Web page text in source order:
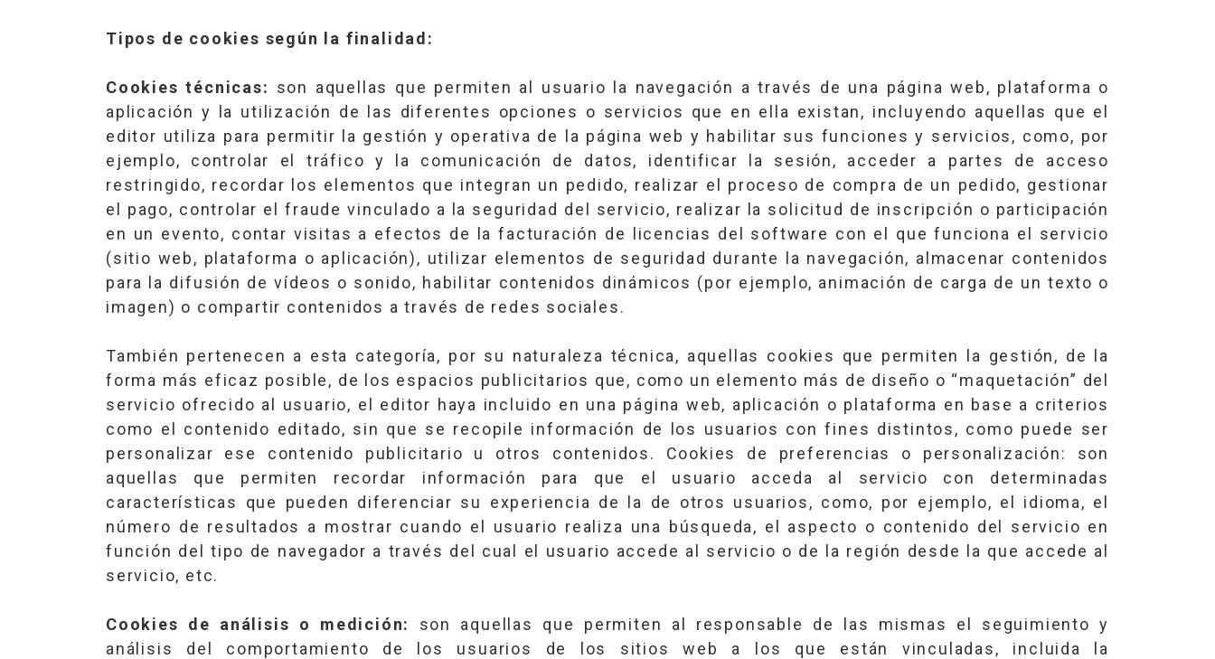
Tipos de cookies según la finalidad:
Cookies técnicas: son aquellas que permiten al usuario la navegación a través de una página web, plataforma o
aplicación y la utilización de las diferentes opciones o servicios que en ella existan, incluyendo aquellas que el
editor utiliza para permitir la gestión y operativa de la página web y habilitar sus funciones y servicios, como, por
ejemplo, controlar el tráfico y la comunicación de datos, identificar la sesión, acceder a partes de acceso
restringido, recordar los elementos que integran un pedido, realizar el proceso de compra de un pedido, gestionar
el pago, controlar el fraude vinculado a la seguridad del servicio, realizar la solicitud de inscripción o participación
en un evento, contar visitas a efectos de la facturación de licencias del software con el que funciona el servicio
(sitio web, plataforma o aplicación), utilizar elementos de seguridad durante la navegación, almacenar contenidos
para la difusión de vídeos o sonido, habilitar contenidos dinámicos (por ejemplo, animación de carga de un texto o
imagen) o compartir contenidos a través de redes sociales.
También pertenecen a esta categoría, por su naturaleza técnica, aquellas cookies que permiten la gestión, de la
forma más eficaz posible, de los espacios publicitarios que, como un elemento más de diseño o “maquetación” del
servicio ofrecido al usuario, el editor haya incluido en una página web, aplicación o plataforma en base a criterios
como el contenido editado, sin que se recopile información de los usuarios con fines distintos, como puede ser
personalizar ese contenido publicitario u otros contenidos. Cookies de preferencias o personalización: son
aquellas que permiten recordar información para que el usuario acceda al servicio con determinadas
características que pueden diferenciar su experiencia de la de otros usuarios, como, por ejemplo, el idioma, el
número de resultados a mostrar cuando el usuario realiza una búsqueda, el aspecto o contenido del servicio en
función del tipo de navegador a través del cual el usuario accede al servicio o de la región desde la que accede al
servicio, etc.
Cookies de análisis o medición: son aquellas que permiten al responsable de las mismas el seguimiento y
análisis del comportamiento de los usuarios de los sitios web a los que están vinculadas, incluida la